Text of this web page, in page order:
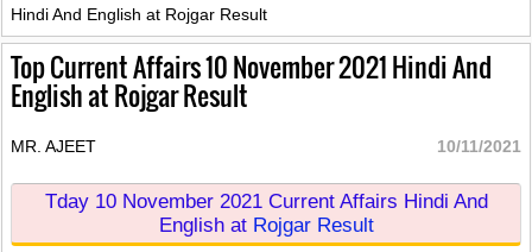
Hindi And English at Rojgar Result
Top Current Affairs 10 November 2021 Hindi And
English at Rojgar Result
MR. AJEET 10/11/2021
Tday 10 November 2021 Current Affairs Hindi And
English at Rojgar Resul t